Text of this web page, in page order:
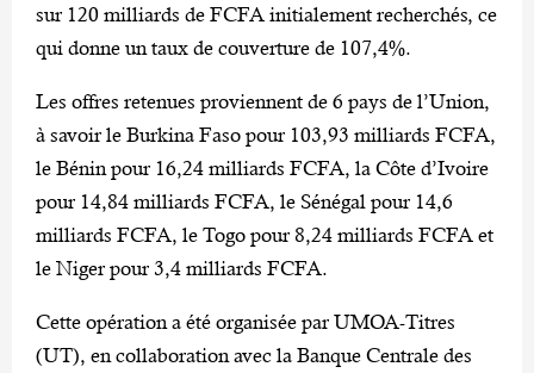
sur 120 milliards de FCFA initialement recherchés, ce
qui donne un taux de couverture de 107,4%.
Les offres retenues proviennent de 6 pays de l’Union,
à savoir le Burkina Faso pour 103,93 milliards FCFA,
le Bénin pour 16,24 milliards FCFA, la Côte d’Ivoire
pour 14,84 milliards FCFA, le Sénégal pour 14,6
milliards FCFA, le Togo pour 8,24 milliards FCFA et
le Niger pour 3,4 milliards FCFA.
Cette opération a été organisée par UMOA-Titres
(UT), en collaboration avec la Banque Centrale des